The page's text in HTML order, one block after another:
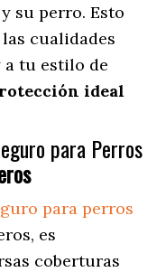
su perro. Esto
las cualidades
a tu estilo de
ideal
para Perros
para perros
, es
coberturas